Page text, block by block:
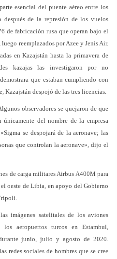
esencial del puente aéreo entre los
de la represión de los vuelos
de fabricación rusa que operan bajo el
reemplazados por Azee y Jenis Air.
en Kazajstán hasta la primavera de
kazajas las investigaron por no
que estaban cumpliendo con
Kazajstán despojó de las tres licencias.
observadores se quejaron de que
del nombre de la empresa
se despojará de la aeronave; las
que controlan la aeronave», dijo el
de carga militares Airbus A400M para
el oeste de Libia, en apoyo del Gobierno
imágenes satelitales de los aviones
los aeropuertos turcos en Estambul,
junio, julio y agosto de 2020.
redes sociales de hombres que se cree